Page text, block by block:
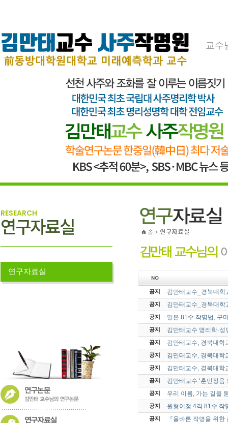
교수
RESEARCH
연구자료실
연구자료실
공지 김만태교수_경북대
공지 김만태교수_경북대학
공지 일본 81수 작명법, 구
공지 김만태교수 명리학·
공지 김만태교수, 경북대학
공지 김만태교수, 경북대학
공지 김만태교수, 경북대학
공지 김만태교수 ‘훈민정음
공지 우리 이름, 가는 길을
공지 원형이정 4격 81수 작
공지 『올바른 작명을 위